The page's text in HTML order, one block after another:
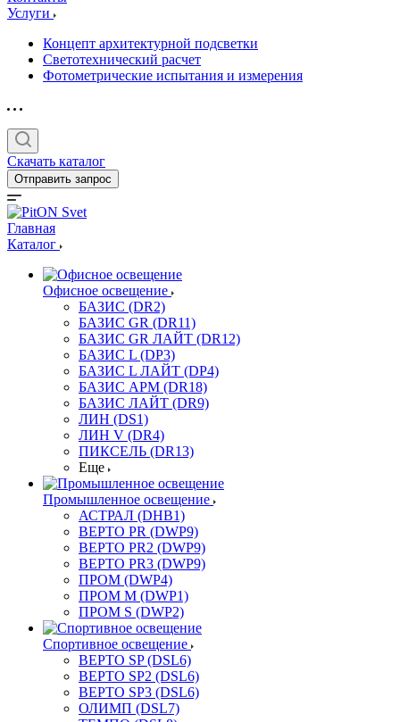
Услуги
Концепт архитектурной подсветки
Светотехнический расчет
Фотометрические испытания и измерения
Скачать каталог
Отправить запрос
Главная
Каталог
Офисное освещение
БАЗИС (DR2)
БАЗИС GR (DR11)
БАЗИС GR ЛАЙТ (DR12)
БАЗИС L (DP3)
БАЗИС L ЛАЙТ (DP4)
БАЗИС АРМ (DR18)
БАЗИС ЛАЙТ (DR9)
ЛИН (DS1)
ЛИН V (DR4)
ПИКСЕЛЬ (DR13)
Еще
Промышленное освещение
АСТРАЛ (DHB1)
ВЕРТО PR (DWP9)
ВЕРТО PR2 (DWP9)
ВЕРТО PR3 (DWP9)
ПРОМ (DWP4)
ПРОМ M (DWP1)
ПРОМ S (DWP2)
Спортивное освещение
ВЕРТО SP (DSL6)
ВЕРТО SP2 (DSL6)
ВЕРТО SP3 (DSL6)
ОЛИМП (DSL7)